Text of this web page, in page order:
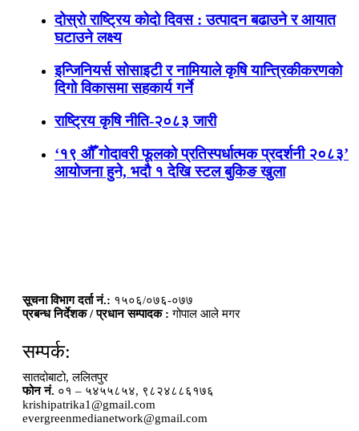
दोस्रो राष्ट्रिय कोदो दिवस : उत्पादन बढाउने र आयात
घटाउने लक्ष्य
इन्जिनियर्स सोसाइटी र नामियाले कृषि यान्त्रिकीकरणको
दिगो विकासमा सहकार्य गर्ने
राष्ट्रिय कृषि नीति-२०८३ जारी
‘१९ औँ गोदावरी फूलको प्रतिस्पर्धात्मक प्रदर्शनी २०८३’
आयोजना हुने, भदौ १ देखि स्टल बुकिङ खुला
सूचना विभाग दर्ता नं.: १५०६/०७६-०७७
प्रबन्ध निर्देशक / प्रधान सम्पादक : गोपाल आले मगर
सम्पर्क:
सातदोबाटो, ललितपुर
फोन नं. ०१ – ५४५५८५४, ९८२४८८६१७६
krishipatrika1@gmail.com
evergreenmedianetwork@gmail.com